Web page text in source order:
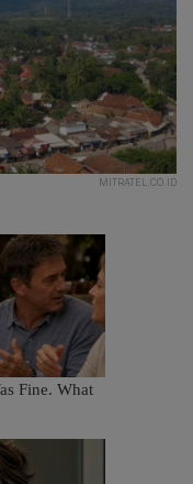
MITRATEL.CO.ID